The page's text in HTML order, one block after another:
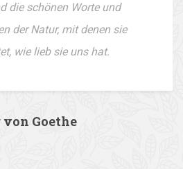
die schönen Worte und
der Natur, mit denen sie
wie lieb sie uns hat.
Goethe